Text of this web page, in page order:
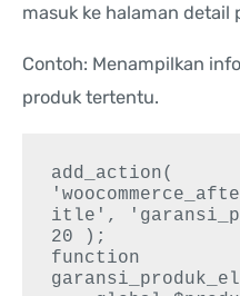
masuk ke halaman detail
Contoh: Menampilkan
produk tertentu.
add_action(
itle',
20 );
function